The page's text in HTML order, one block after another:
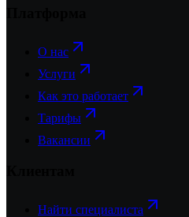
О нас
Услуги
Как это работает
Тарифы
Вакансии
Найти специалиста